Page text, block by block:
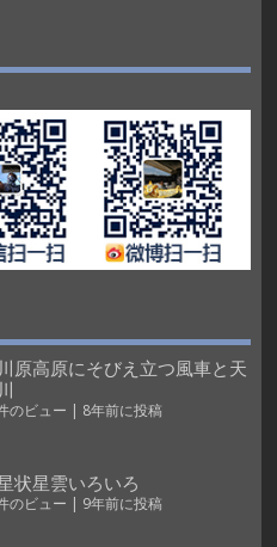
原高原にそびえ立つ風車と天
のビュー | 8年前に投稿
状星雲いろいろ
のビュー | 9年前に投稿